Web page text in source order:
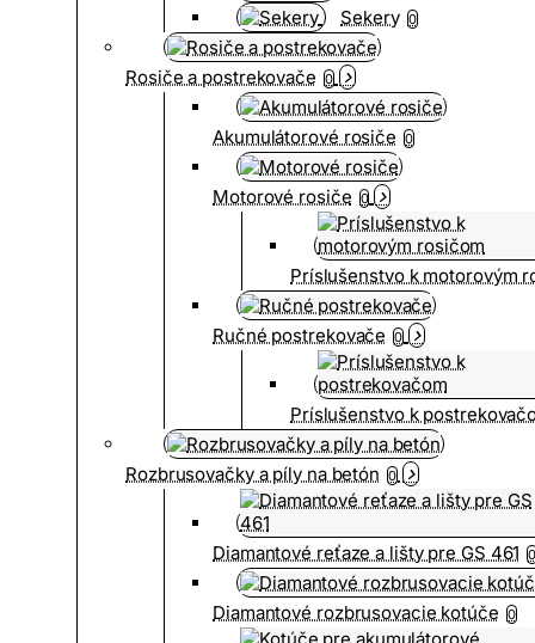
Sekery 0
Rosiče a postrekovače 0
Akumulátorové rosiče 0
Motorové rosiče 0
Príslušenstvo k motorovým
Ručné postrekovače 0
Príslušenstvo k
Rozbrusovačky a píly na betón 0
Diamantové reťaze a lišty pre GS 461
Diamantové rozbrusovacie kotúče 0